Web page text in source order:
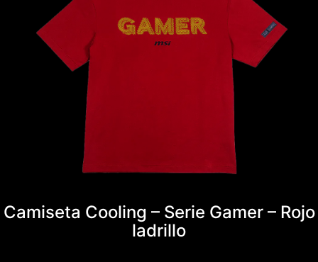
Camiseta Cooling – Serie Gamer – Rojo
ladrillo